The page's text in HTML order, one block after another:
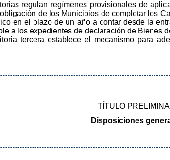
regulan regímenes provisionales de
de los Municipios de completar los
en el plazo de un año a contar desde la
a los expedientes de declaración de Bienes
tercera establece el mecanismo para
TÍTULO
Disposiciones